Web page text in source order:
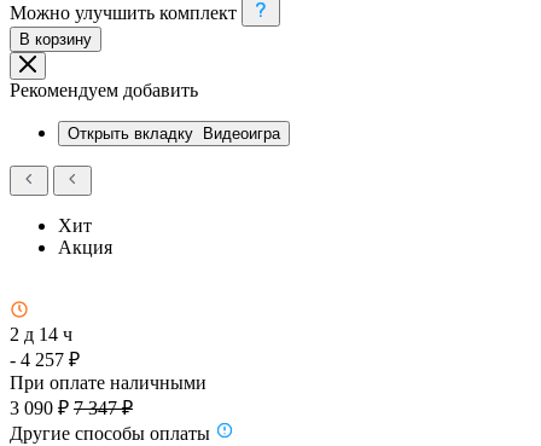
Можно улучшить комплект
В корзину
Рекомендуем добавить
Открыть вкладку Видеоигра
Хит
Акция
2 д 14 ч
- 4 257 ₽
При оплате наличными
3 090 ₽ 7 347 ₽
Другие способы оплаты